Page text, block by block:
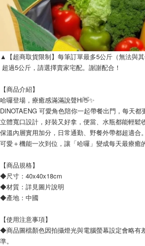
▲【超商取貨限制】每筆訂單最多5公斤（無法與其
超過5公斤，請選擇賣家宅配。謝謝配合！
【商品介紹】
哈囉登場，療癒感滿滿說聲Hi👋✨
DINOTAENG 可愛角色陪你一起帶餐出門，每天都
立體寬口設計，好裝又好拿，便當、水瓶都能輕鬆
保溫內層實用加分，日常通勤、野餐外帶都超適合。
可愛＋機能一次到位，讓「哈囉」變成每天最療癒
【商品規格】
◆尺寸：40x40x18cm
◆材質：詳見圖片說明
◆產地：中國
【使用注意事項】
◆商品圖檔顏色因拍攝燈光與電腦螢幕設定會略有
準。